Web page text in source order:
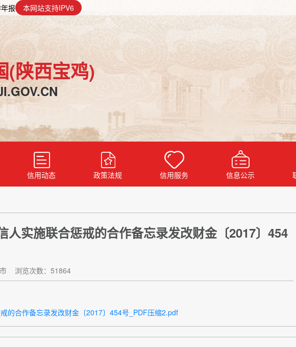
报 本网站支持IPV6
(陕西宝鸡)
信用动态 政策法规 信用服务 信息公示
人实施联合惩戒的合作备忘录发改财金〔2017〕454
浏览次数：51864
的合作备忘录发改财金〔2017〕454号_PDF压缩2.pdf